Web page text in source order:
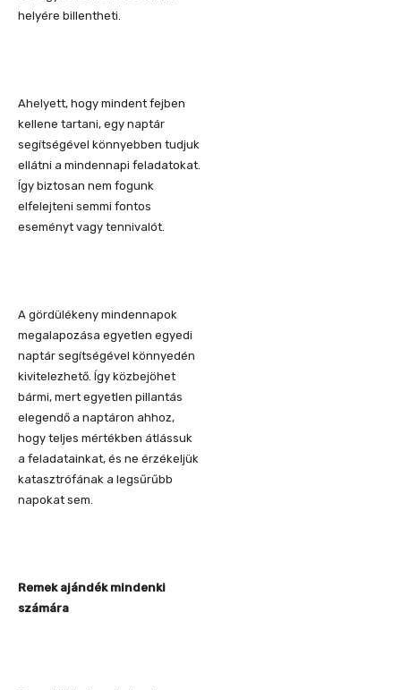
helyére billentheti.
Ahelyett, hogy mindent fejben
kellene tartani, egy naptár
segítségével könnyebben tudjuk
ellátni a mindennapi feladatokat.
Így biztosan nem fogunk
elfelejteni semmi fontos
eseményt vagy tennivalót.
A gördülékeny mindennapok
megalapozása egyetlen egyedi
naptár segítségével könnyedén
kivitelezhető. Így közbejöhet
bármi, mert egyetlen pillantás
elegendő a naptáron ahhoz,
hogy teljes mértékben átlássuk
a feladatainkat, és ne érzékeljük
katasztrófának a legsűrűbb
napokat sem.
Remek ajándék mindenki
számára